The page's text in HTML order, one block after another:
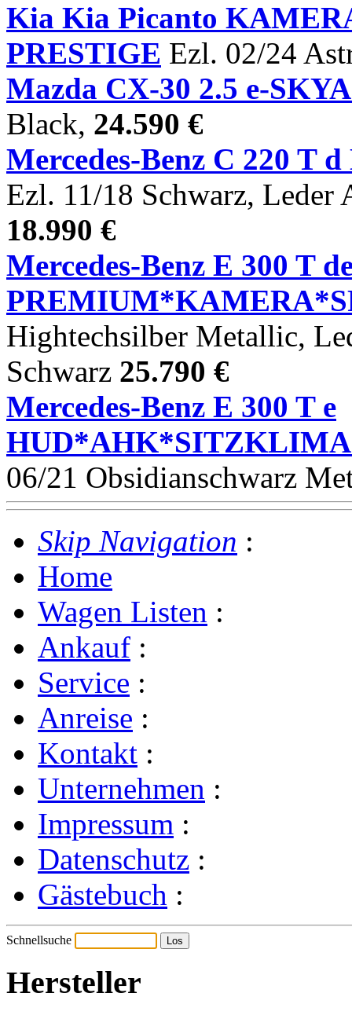
Kia Kia Picanto
PRESTIGE Ezl. 02/24
Mazda CX-30 2.5 e-
Black, 24.590 €
Mercedes-Benz C 220
Ezl. 11/18 Schwarz, Leder
18.990 €
Mercedes-Benz E 300 T
Hightechsilber Metallic,
Schwarz 25.790 €
Mercedes-Benz E 300 T e
06/21 Obsidianschwarz
Skip Navigation :
Home
Wagen Listen :
Ankauf :
Service :
Anreise :
Kontakt :
Unternehmen :
Impressum :
Datenschutz :
Gästebuch :
Schnellsuche
Hersteller